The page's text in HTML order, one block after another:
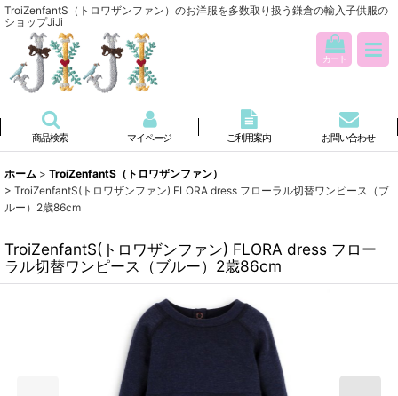
TroiZenfantS（トロワザンファン）のお洋服を多数取り扱う鎌倉の輸入子供服の
ショップJiJi
カート
商品検索 マイページ ご利用案内 お問い合わせ
ホーム > TroiZenfantS（トロワザンファン）
> TroiZenfantS(トロワザンファン) FLORA dress フローラル切替ワンピース（ブ
ルー）2歳86cm
TroiZenfantS(トロワザンファン) FLORA dress フロー
ラル切替ワンピース（ブルー）2歳86cm